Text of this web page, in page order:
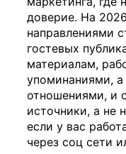
доверие. На
направлениями
гостевых
материалам,
упоминаниями,
отношениями, и
источники, а не
если у вас
через соц сети